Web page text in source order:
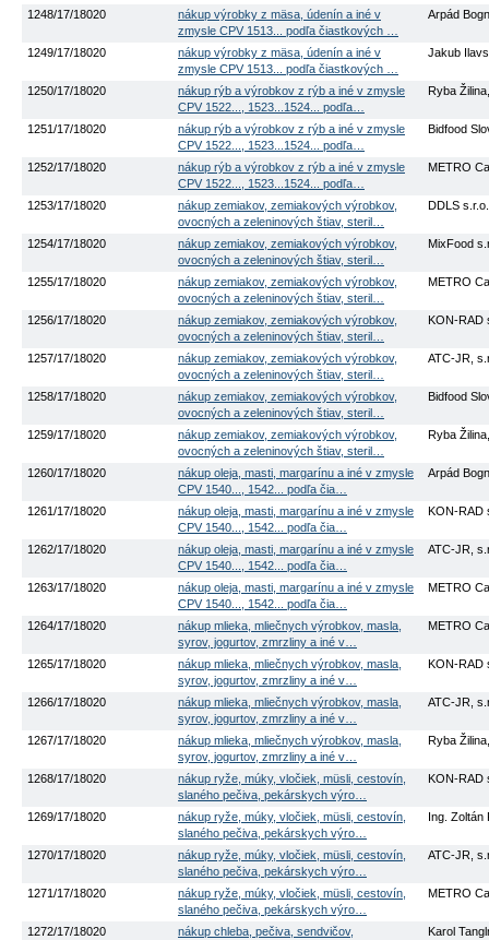
1248/17/18020
nákup výrobky z mäsa, údenín a iné v
zmysle CPV 1513... podľa čiastkových …
Arpád
1249/17/18020
nákup výrobky z mäsa, údenín a iné v
zmysle CPV 1513... podľa čiastkových …
Jakub
1250/17/18020
nákup rýb a výrobkov z rýb a iné v zmysle
CPV 1522..., 1523...1524... podľa…
Ryba
1251/17/18020
nákup rýb a výrobkov z rýb a iné v zmysle
CPV 1522..., 1523...1524... podľa…
Bidfood
1252/17/18020
nákup rýb a výrobkov z rýb a iné v zmysle
CPV 1522..., 1523...1524... podľa…
METRO
1253/17/18020
nákup zemiakov, zemiakových výrobkov,
ovocných a zeleninových štiav, steril…
DDLS s.r.o.
1254/17/18020
nákup zemiakov, zemiakových výrobkov,
ovocných a zeleninových štiav, steril…
MixFood
1255/17/18020
nákup zemiakov, zemiakových výrobkov,
ovocných a zeleninových štiav, steril…
METRO
1256/17/18020
nákup zemiakov, zemiakových výrobkov,
ovocných a zeleninových štiav, steril…
KON-RAD
1257/17/18020
nákup zemiakov, zemiakových výrobkov,
ovocných a zeleninových štiav, steril…
ATC-JR,
1258/17/18020
nákup zemiakov, zemiakových výrobkov,
ovocných a zeleninových štiav, steril…
Bidfood
1259/17/18020
nákup zemiakov, zemiakových výrobkov,
ovocných a zeleninových štiav, steril…
Ryba
1260/17/18020
nákup oleja, masti, margarínu a iné v zmysle
CPV 1540..., 1542... podľa čia…
Arpád
1261/17/18020
nákup oleja, masti, margarínu a iné v zmysle
CPV 1540..., 1542... podľa čia…
KON-RAD
1262/17/18020
nákup oleja, masti, margarínu a iné v zmysle
CPV 1540..., 1542... podľa čia…
ATC-JR,
1263/17/18020
nákup oleja, masti, margarínu a iné v zmysle
CPV 1540..., 1542... podľa čia…
METRO
1264/17/18020
nákup mlieka, mliečnych výrobkov, masla,
syrov, jogurtov, zmrzliny a iné v…
METRO
1265/17/18020
nákup mlieka, mliečnych výrobkov, masla,
syrov, jogurtov, zmrzliny a iné v…
KON-RAD
1266/17/18020
nákup mlieka, mliečnych výrobkov, masla,
syrov, jogurtov, zmrzliny a iné v…
ATC-JR,
1267/17/18020
nákup mlieka, mliečnych výrobkov, masla,
syrov, jogurtov, zmrzliny a iné v…
Ryba
1268/17/18020
nákup ryže, múky, vločiek, müsli, cestovín,
slaného pečiva, pekárskych výro…
KON-RAD
1269/17/18020
nákup ryže, múky, vločiek, müsli, cestovín,
slaného pečiva, pekárskych výro…
Ing. Zoltán
1270/17/18020
nákup ryže, múky, vločiek, müsli, cestovín,
slaného pečiva, pekárskych výro…
ATC-JR,
1271/17/18020
nákup ryže, múky, vločiek, müsli, cestovín,
slaného pečiva, pekárskych výro…
METRO
1272/17/18020
nákup chleba, pečiva, sendvičov,
Karol